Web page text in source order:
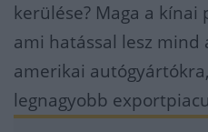
kerülése? Maga a
ami hatással lesz mind
amerikai
legnagyobb